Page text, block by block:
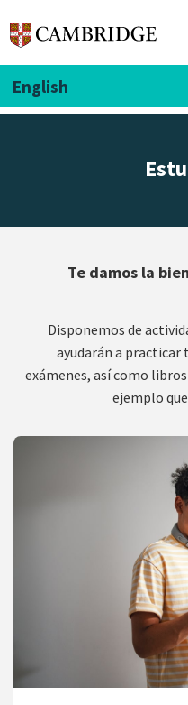
English
Te damos la
Disponemos de
ayudarán a practicar
exámenes, así como
ejemplo